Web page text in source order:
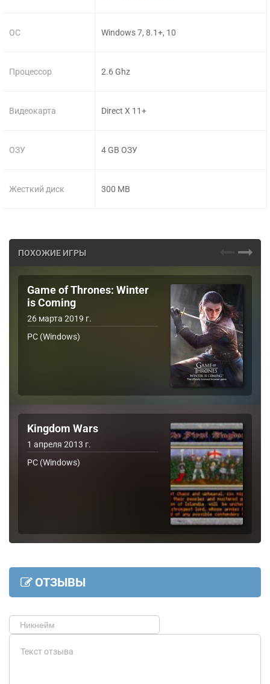
ОС
Процессор
Видеокарта
ОЗУ
Жесткий диск
Windows 7, 8.1+, 10
2.6 Ghz
Direct X 11+
4 GB ОЗУ
300 MB
ПОХОЖИЕ ИГРЫ
Game of Thrones: Winter
is Coming
26 марта 2019 г.
PC (Windows)
Kingdom Wars
1 апреля 2013 г.
PC (Windows)
ОТЗЫВЫ